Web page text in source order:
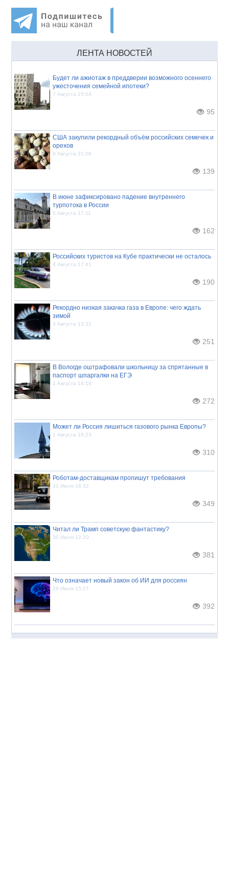
ЛЕНТА НОВОСТЕЙ
Будет ли ажиотаж в преддверии возможного осеннего
ужесточения семейной ипотеки?
7 Августа 15:04
95
США закупили рекордный объём российских семечек и
орехов
6 Августа 21:09
139
В июне зафиксировано падение внутреннего
турпотока в России
5 Августа 17:11
162
Российских туристов на Кубе практически не осталось
4 Августа 17:41
190
Рекордно низкая закачка газа в Европе: чего ждать
зимой
3 Августа 13:32
251
В Вологде оштрафовали школьницу за спрятанные в
паспорт шпаргалки на ЕГЭ
2 Августа 14:19
272
Может ли Россия лишиться газового рынка Европы?
1 Августа 16:23
310
Роботам-доставщикам пропишут требования
31 Июля 18:32
349
Читал ли Трамп советскую фантастику?
30 Июля 12:20
381
Что означает новый закон об ИИ для россиян
29 Июля 15:27
392